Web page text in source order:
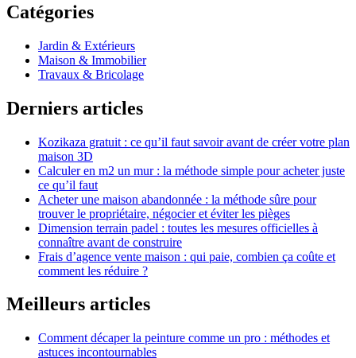
Catégories
Jardin & Extérieurs
Maison & Immobilier
Travaux & Bricolage
Derniers articles
Kozikaza gratuit : ce qu’il faut savoir avant de créer votre plan
maison 3D
Calculer en m2 un mur : la méthode simple pour acheter juste
ce qu’il faut
Acheter une maison abandonnée : la méthode sûre pour
trouver le propriétaire, négocier et éviter les pièges
Dimension terrain padel : toutes les mesures officielles à
connaître avant de construire
Frais d’agence vente maison : qui paie, combien ça coûte et
comment les réduire ?
Meilleurs articles
Comment décaper la peinture comme un pro : méthodes et
astuces incontournables